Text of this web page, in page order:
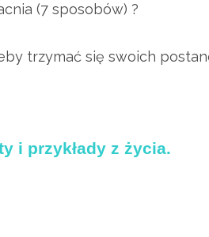
(7 sposobów) ?
trzymać się swoich
i przykłady z życia.